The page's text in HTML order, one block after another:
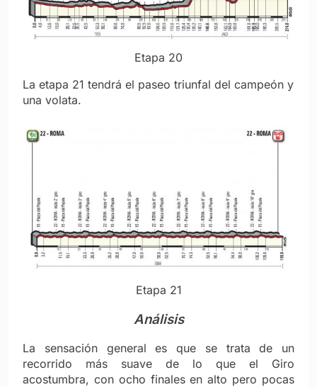
Etapa 20
La etapa 21 tendrá el paseo triunfal del campeón y
una volata.
Etapa 21
Análisis
La sensación general es que se trata de un
recorrido más suave de lo que el Giro
acostumbra, con ocho finales en alto pero pocas